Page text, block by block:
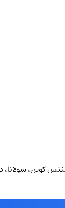
برتر بازار شامل